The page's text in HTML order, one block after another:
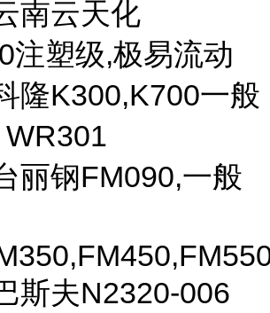
南云天化
注塑级,极易流动
隆K300,K700一般
丽钢FM090,一般
斯夫N2320-006